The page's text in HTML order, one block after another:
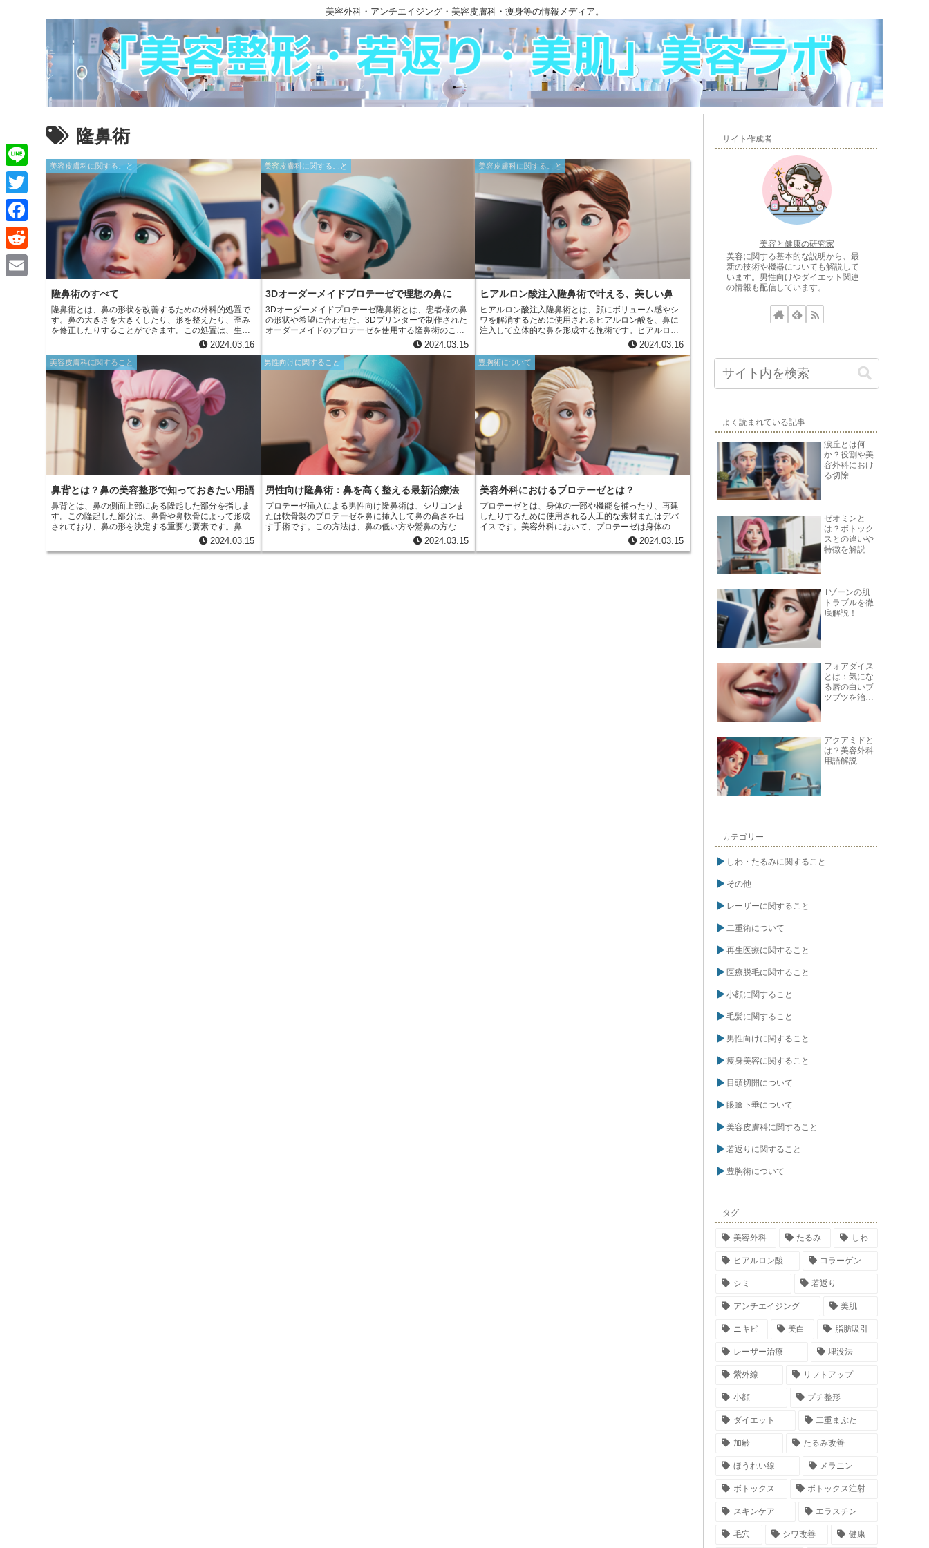
美容外科・アンチエイジング・美容皮膚科・痩身等の情報メディア。
隆鼻術
美容皮膚科に関すること
隆鼻術のすべて
隆鼻術とは、鼻の形状を改善するための外科的処置で
す。鼻の大きさを大きくしたり、形を整えたり、歪み
を修正したりすることができます。この処置は、生ま
れつき鼻の形状に不満がある人や、事故や外傷で鼻に
損傷を負った人に適しています。隆鼻術には、人工物
を使用したインプラント法や、自身の軟骨や骨を使用
した自家組織移植法など、さまざまな方法がありま
す。
2024.03.16
美容皮膚科に関すること
3Dオーダーメイドプロテーゼで理想の鼻に
3Dオーダーメイドプロテーゼ隆鼻術とは、患者様の鼻
の形状や希望に合わせた、3Dプリンターで制作された
オーダーメイドのプロテーゼを使用する隆鼻術のこと
です。従来のプロテーゼでは、既製品を使用するた
め、患者様の鼻の形態とのミスマッチが生じることが
ありました。しかし、オーダーメイドのプロテーゼで
は、一人ひとりの鼻の形に合わせて設計するため、よ
り自然で美しい仕上がりが期待できます。
2024.03.15
美容皮膚科に関すること
ヒアルロン酸注入隆鼻術で叶える、美しい鼻
ヒアルロン酸注入隆鼻術とは、顔にボリューム感やシ
ワを解消するために使用されるヒアルロン酸を、鼻に
注入して立体的な鼻を形成する施術です。ヒアルロン
酸はもともと人体の真皮や軟骨などに存在する成分
で、高い保水力と弾力性を持ちます。注入後は徐々に
吸収されますが、個人差はあるものの、およそ6か月～
1年程度効果が持続します。
2024.03.16
美容皮膚科に関すること
鼻背とは？鼻の美容整形で知っておきたい用語
鼻背とは、鼻の側面上部にある隆起した部分を指しま
す。この隆起した部分は、鼻骨や鼻軟骨によって形成
されており、鼻の形を決定する重要な要素です。鼻背
は、鼻先から鼻根に向かって緩やかに傾斜していま
す。鼻背の高さや幅は、人によって異なり、民族や個
2024.03.15
男性向けに関すること
男性向け隆鼻術：鼻を高く整える最新治療法
プロテーゼ挿入による男性向け隆鼻術は、シリコンま
たは軟骨製のプロテーゼを鼻に挿入して鼻の高さを出
す手術です。この方法は、鼻の低い方や鷲鼻の方な
ど、鼻の形にコンプレックスがある男性に適していま
す。プロテーゼの材質は、シリコンと軟骨の2種類が主
2024.03.15
豊胸術について
美容外科におけるプロテーゼとは？
プロテーゼとは、身体の一部や機能を補ったり、再建
したりするために使用される人工的な素材またはデバ
イスです。美容外科において、プロテーゼは身体の特
定の部分のボリュームや形を変えるために使用されま
す。たとえば、乳房増強術では、シリコンまたは生理
2024.03.15
サイト作成者
美容と健康の研究家
美容に関する基本的な説明から、最
新の技術や機器についても解説して
います。男性向けやダイエット関連
の情報も配信しています。
よく読まれている記事
涙丘とは何
か？役割や美
容外科におけ
る切除
ゼオミンと
は？ボトック
スとの違いや
特徴を解説
Tゾーンの肌
トラブルを徹
底解説！
フォアダイス
とは：気にな
る唇の白いブ
ツブツを治す
アクアミドと
は？美容外科
用語解説
カテゴリー
しわ・たるみに関すること
その他
レーザーに関すること
二重術について
再生医療に関すること
医療脱毛に関すること
小顔に関すること
毛髪に関すること
男性向けに関すること
痩身美容に関すること
目頭切開について
眼瞼下垂について
美容皮膚科に関すること
若返りに関すること
豊胸術について
タグ
美容外科 たるみ しわ
ヒアルロン酸 コラーゲン
シミ 若返り
アンチエイジング 美肌
ニキビ 美白 脂肪吸引
レーザー治療 埋没法
紫外線 リフトアップ
小顔 プチ整形
ダイエット 二重まぶた
加齢 たるみ改善
ほうれい線 メラニン
ボトックス ボトックス注射
スキンケア エラスチン
毛穴 シワ改善 健康
L
i
n
e
T
w
i
t
F
a
c
R